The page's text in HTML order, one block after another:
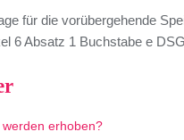
für die vorübergehende
6 Absatz 1 Buchstabe e
erhoben?